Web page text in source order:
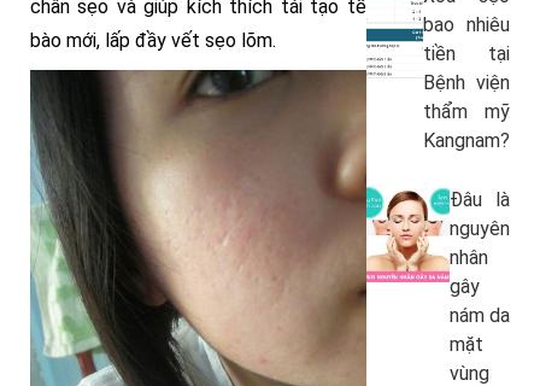
chân sẹo và giúp kích thích tái tạo tế
bào mới, lấp đầy vết sẹo lõm.
bao nhiêu
tiền tại
Bệnh viện
thẩm mỹ
Kangnam?
Đâu là
nguyên
nhân
gây
nám da
mặt
vùng